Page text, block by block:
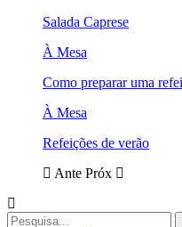
Salada Caprese
À Mesa
Como preparar uma
À Mesa
Refeições de verão
Ante Próx